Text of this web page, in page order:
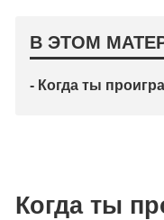
В ЭТОМ
- Когда ты
Когда ты